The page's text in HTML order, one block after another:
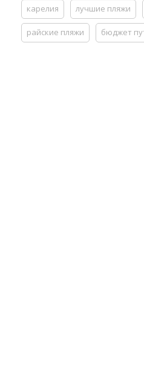
карелия лучшие пляжи
райские пляжи бюджет